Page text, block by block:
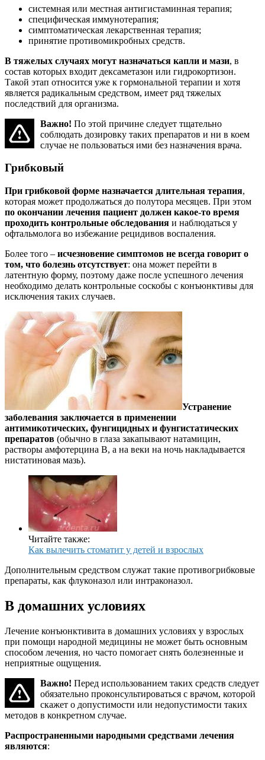
системная или местная антигистаминная терапия;
специфическая иммунотерапия;
симптоматическая лекарственная терапия;
принятие противомикробных средств.
В тяжелых случаях могут назначаться капли и мази, в
состав которых входит дексаметазон или гидрокортизон.
Такой этап относится уже к гормональной терапии и хотя
является радикальным средством, имеет ряд тяжелых
последствий для организма.
Важно! По этой причине следует тщательно
соблюдать дозировку таких препаратов и ни в коем
случае не пользоваться ими без назначения врача.
Грибковый
При грибковой форме назначается длительная терапия,
которая может продолжаться до полутора месяцев. При этом
по окончании лечения пациент должен какое-то время
проходить контрольные обследования и наблюдаться у
офтальмолога во избежание рецидивов воспаления.
Более того – исчезновение симптомов не всегда говорит о
том, что болезнь отсутствует: она может перейти в
латентную форму, поэтому даже после успешного лечения
необходимо делать контрольные соскобы с конъюнктивы для
исключения таких случаев.
Устранение
заболевания заключается в применении
антимикотических, фунгицидных и фунгистатических
препаратов (обычно в глаза закапывают натамицин,
растворы амфотерцина В, а на веки на ночь накладывается
нистатиновая мазь).
Читайте также:
Как вылечить стоматит у детей и взрослых
Дополнительным средством служат такие противогрибковые
препараты, как флуконазол или интраконазол.
В домашних условиях
Лечение конъюнктивита в домашних условиях у взрослых
при помощи народной медицины не может быть основным
способом лечения, но часто помогает снять болезненные и
неприятные ощущения.
Важно! Перед использованием таких средств следует
обязательно проконсультироваться с врачом, которой
скажет о допустимости или недопустимости таких
методов в конкретном случае.
Распространенными народными средствами лечения
являются: